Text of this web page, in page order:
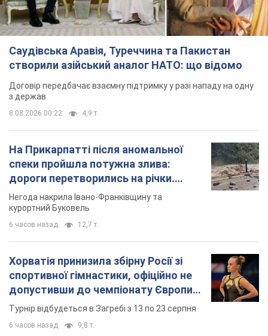
Саудівська Аравія, Туреччина та Пакистан
створили азійський аналог НАТО: що відомо
Договір передбачає взаємну підтримку у разі нападу на одну
з держав
8.08.2026 00:22 4,9 т.
На Прикарпатті після аномальної
спеки пройшла потужна злива:
дороги перетворились на річки.
Відео
Негода накрила Івано-Франківщину та
курортний Буковель
6 часов назад 12,7 т.
Хорватія принизила збірну Росії зі
спортивної гімнастики, офіційно не
допустивши до чемпіонату Європи
основних спортсменів
Турнір відбудеться в Загребі з 13 по 23 серпня
6 часов назад 9,8 т.